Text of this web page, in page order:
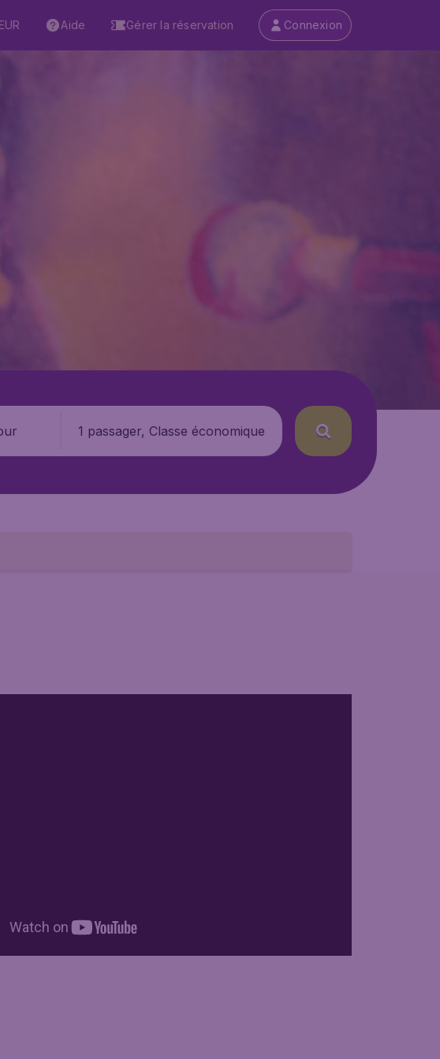
EUR Aide Gérer la réservation Connexion
1 passager, Classe économique